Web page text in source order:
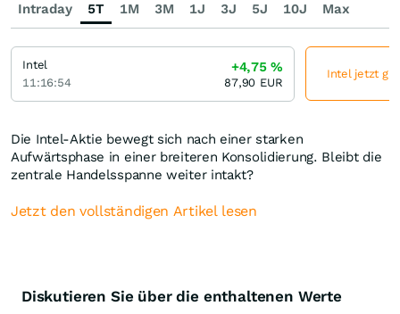
Die Intel-Aktie bewegt sich nach einer starken
Aufwärtsphase in einer breiteren Konsolidierung. Bleibt die
zentrale Handelsspanne weiter intakt?
Jetzt den vollständigen Artikel lesen
Diskutieren Sie über die enthaltenen Werte
Intraday 5T 1M 3M 1J 3J 5J 10J Max
Intel
11:16:54
+4,75%
87,90 EUR
Intel jetzt